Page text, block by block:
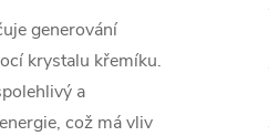
generování
krystalu křemíku.
a
což má vliv